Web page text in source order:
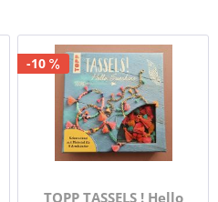
-10
TOPP TASSELS ! Hello